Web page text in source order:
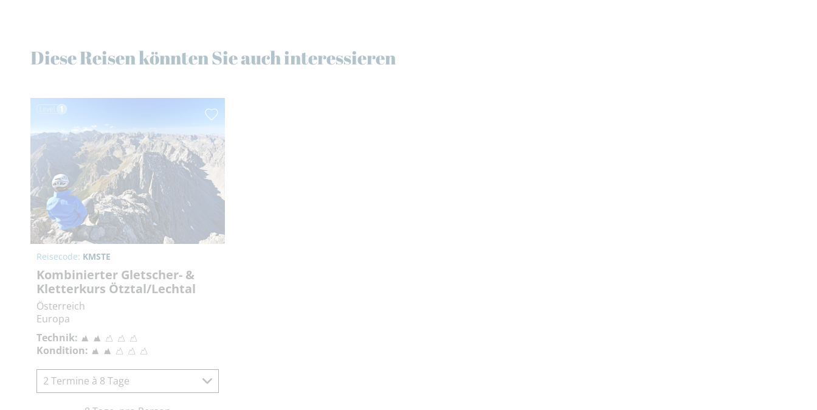
Diese Reisen könnten Sie auch interessieren
Reisecode: KMSTE
Kombinierter Gletscher- &
Kletterkurs Ötztal/Lechtal
Österreich
Europa
Technik:
Kondition:
2 Termine à 8 Tage